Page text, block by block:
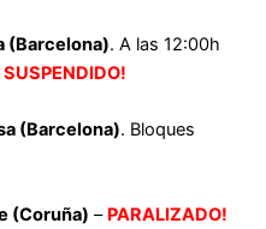
(Barcelona). A las 12:00h
SUSPENDIDO!
(Barcelona). Bloques
(Coruña) – PARALIZADO!